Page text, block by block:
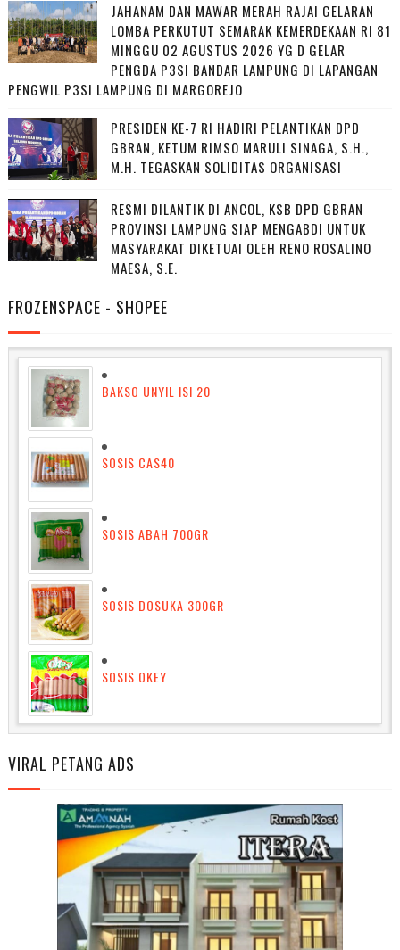
JAHANAM DAN MAWAR MERAH RAJAI GELARAN
LOMBA PERKUTUT SEMARAK KEMERDEKAAN RI 81
MINGGU 02 AGUSTUS 2026 YG D GELAR
PENGDA P3SI BANDAR LAMPUNG DI LAPANGAN
PENGWIL P3SI LAMPUNG DI MARGOREJO
PRESIDEN KE-7 RI HADIRI PELANTIKAN DPD
GBRAN, KETUM RIMSO MARULI SINAGA, S.H.,
M.H. TEGASKAN SOLIDITAS ORGANISASI
RESMI DILANTIK DI ANCOL, KSB DPD GBRAN
PROVINSI LAMPUNG SIAP MENGABDI UNTUK
MASYARAKAT DIKETUAI OLEH RENO ROSALINO
MAESA, S.E.
FROZENSPACE - SHOPEE
BAKSO UNYIL ISI 20
SOSIS CAS40
SOSIS ABAH 700GR
SOSIS DOSUKA 300GR
SOSIS OKEY
VIRAL PETANG ADS